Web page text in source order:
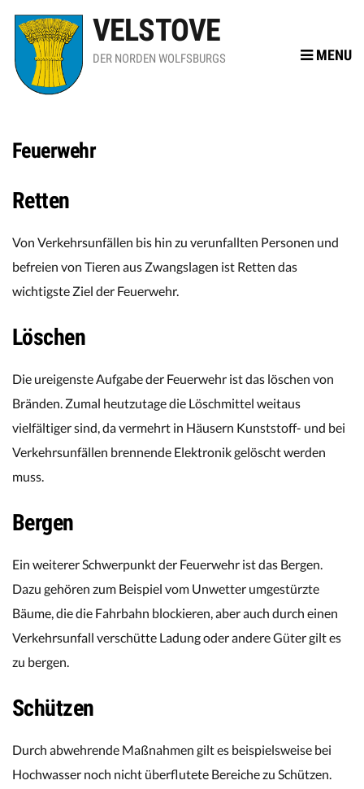
VELSTOVE
DER NORDEN WOLFSBURGS MENU
Feuerwehr
Retten
Von Verkehrsunfällen bis hin zu verunfallten Personen und
befreien von Tieren aus Zwangslagen ist Retten das
wichtigste Ziel der Feuerwehr.
Löschen
Die ureigenste Aufgabe der Feuerwehr ist das löschen von
Bränden. Zumal heutzutage die Löschmittel weitaus
vielfältiger sind, da vermehrt in Häusern Kunststoff- und bei
Verkehrsunfällen brennende Elektronik gelöscht werden
muss.
Bergen
Ein weiterer Schwerpunkt der Feuerwehr ist das Bergen.
Dazu gehören zum Beispiel vom Unwetter umgestürzte
Bäume, die die Fahrbahn blockieren, aber auch durch einen
Verkehrsunfall verschütte Ladung oder andere Güter gilt es
zu bergen.
Schützen
Durch abwehrende Maßnahmen gilt es beispielsweise bei
Hochwasser noch nicht überflutete Bereiche zu Schützen.